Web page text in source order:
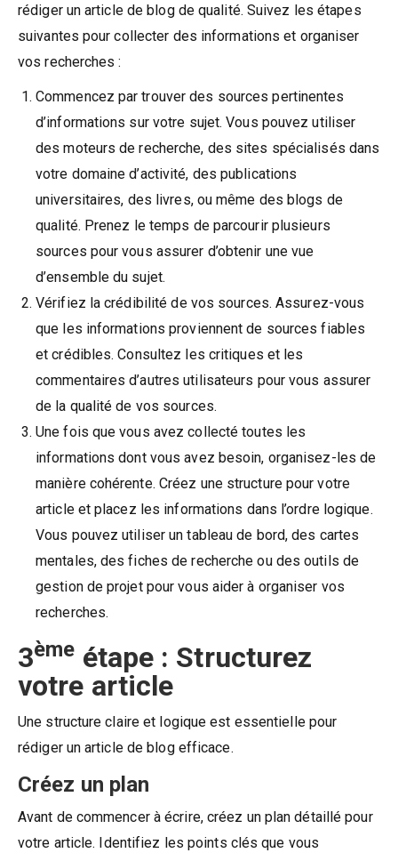
rédiger un article de blog de qualité. Suivez les étapes
suivantes pour collecter des informations et organiser
vos recherches :
Commencez par trouver des sources pertinentes
d’informations sur votre sujet. Vous pouvez utiliser
des moteurs de recherche, des sites spécialisés dans
votre domaine d’activité, des publications
universitaires, des livres, ou même des blogs de
qualité. Prenez le temps de parcourir plusieurs
sources pour vous assurer d’obtenir une vue
d’ensemble du sujet.
Vérifiez la crédibilité de vos sources. Assurez-vous
que les informations proviennent de sources fiables
et crédibles. Consultez les critiques et les
commentaires d’autres utilisateurs pour vous assurer
de la qualité de vos sources.
Une fois que vous avez collecté toutes les
informations dont vous avez besoin, organisez-les de
manière cohérente. Créez une structure pour votre
article et placez les informations dans l’ordre logique.
Vous pouvez utiliser un tableau de bord, des cartes
mentales, des fiches de recherche ou des outils de
gestion de projet pour vous aider à organiser vos
recherches.
3ème étape : Structurez
votre article
Une structure claire et logique est essentielle pour
rédiger un article de blog efficace.
Créez un plan
Avant de commencer à écrire, créez un plan détaillé pour
votre article. Identifiez les points clés que vous